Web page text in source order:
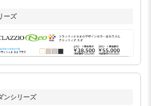
ーズ
ンシリーズ